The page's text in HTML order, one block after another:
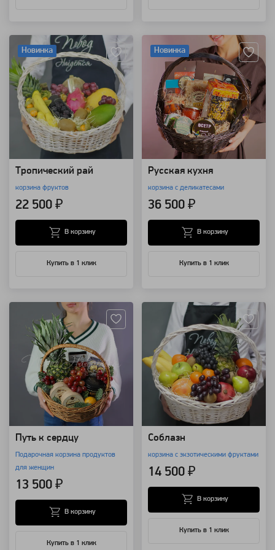
Новинка
Тропический рай
корзина фруктов
22 500 ₽
Купить в 1 клик
В корзину
Новинка
Русская кухня
корзина с деликатесами
36 500 ₽
Купить в 1 клик
В корзину
Путь к сердцу
Подарочная корзина продуктов
для женщин
13 500 ₽
Купить в 1 клик
В корзину
Соблазн
корзина с экзотическими фруктами
14 500 ₽
Купить в 1 клик
В корзину